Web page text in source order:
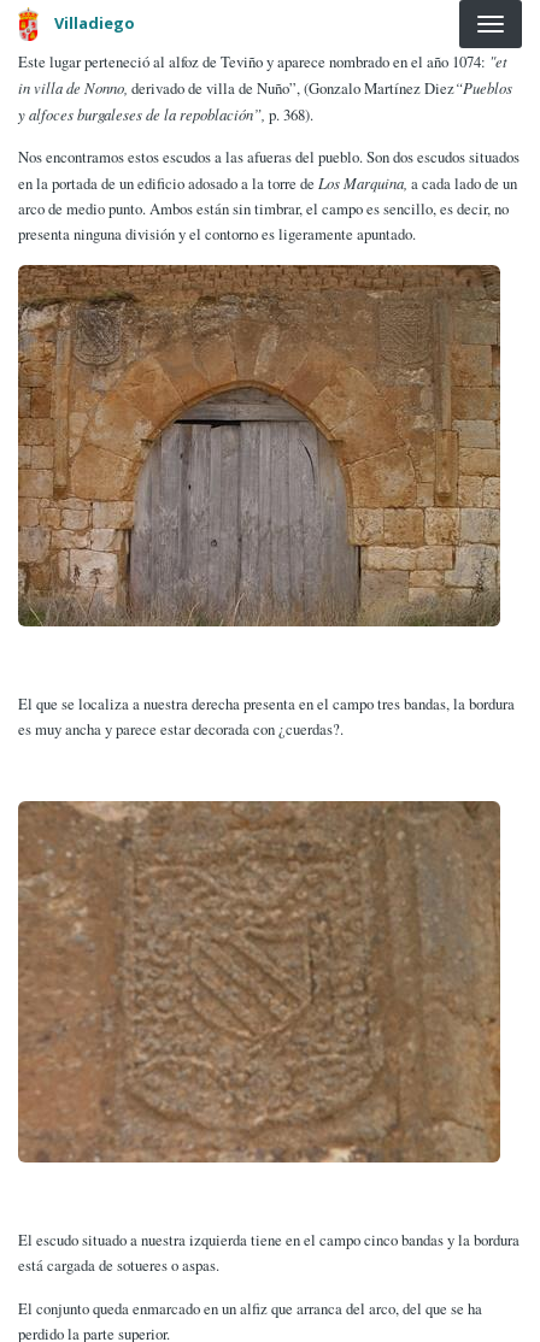
Pasar al contenido principal
Villadiego
Este lugar perteneció al alfoz de Teviño y aparece nombrado en el año 1074: "et
in villa de Nonno, derivado de villa de Nuño”, (Gonzalo Martínez Diez“Pueblos
y alfoces burgaleses de la repoblación”, p. 368).
Nos encontramos estos escudos a las afueras del pueblo. Son dos escudos situados
en la portada de un edificio adosado a la torre de Los Marquina, a cada lado de un
arco de medio punto. Ambos están sin timbrar, el campo es sencillo, es decir, no
presenta ninguna división y el contorno es ligeramente apuntado.
El que se localiza a nuestra derecha presenta en el campo tres bandas, la bordura
es muy ancha y parece estar decorada con ¿cuerdas?.
El escudo situado a nuestra izquierda tiene en el campo cinco bandas y la bordura
está cargada de sotueres o aspas.
El conjunto queda enmarcado en un alfiz que arranca del arco, del que se ha
perdido la parte superior.